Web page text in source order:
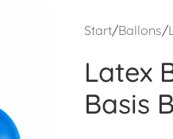
Start/Ballons/
Latex
Basis